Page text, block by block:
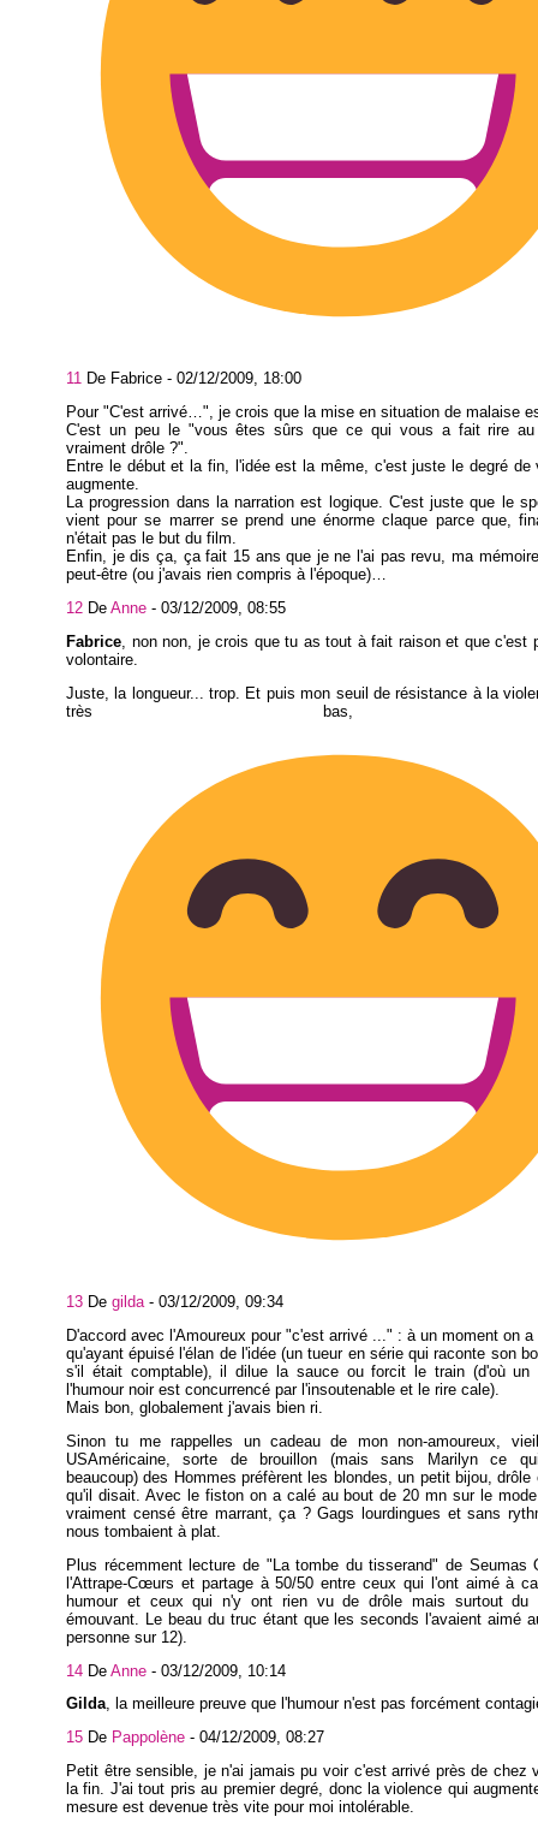
11 De Fabrice - 02/12/2009, 18:00
Pour "C'est arrivé…", je crois que la mise en situation de malaise
C'est un peu le "vous êtes sûrs que ce qui vous a fait rire au
vraiment drôle ?".
Entre le début et la fin, l'idée est la même, c'est juste le degré de
augmente.
La progression dans la narration est logique. C'est juste que le
vient pour se marrer se prend une énorme claque parce que,
n'était pas le but du film.
Enfin, je dis ça, ça fait 15 ans que je ne l'ai pas revu, ma
peut-être (ou j'avais rien compris à l'époque)…
12 De Anne - 03/12/2009, 08:55
Fabrice , non non, je crois que tu as tout à fait raison et que c'est
volontaire.
Juste, la longueur... trop. Et puis mon seuil de résistance à la
très bas,
13 De gilda- 03/12/2009, 09:34
D'accord avec l'Amoureux pour "c'est arrivé ..." : à un moment on a
qu'ayant épuisé l'élan de l'idée (un tueur en série qui raconte son
s'il était comptable), il dilue la sauce ou forcit le train (d'où un
l'humour noir est concurrencé par l'insoutenable et le rire cale).
Mais bon, globalement j'avais bien ri.
Sinon tu me rappelles un cadeau de mon non-amoureux,
USAméricaine, sorte de brouillon (mais sans Marilyn ce
beaucoup) des Hommes préfèrent les blondes, un petit bijou, drôle
qu'il disait. Avec le fiston on a calé au bout de 20 mn sur le
vraiment censé être marrant, ça ? Gags lourdingues et sans
nous tombaient à plat.
Plus récemment lecture de "La tombe du tisserand" de Seumas
l'Attrape-Cœurs et partage à 50/50 entre ceux qui l'ont aimé à
humour et ceux qui n'y ont rien vu de drôle mais surtout du
émouvant. Le beau du truc étant que les seconds l'avaient aimé
personne sur 12).
14 De Anne - 03/12/2009, 10:14
Gilda, la meilleure preuve que l'humour n'est pas forcément
15 De Pappolène - 04/12/2009, 08:27
Petit être sensible, je n'ai jamais pu voir c'est arrivé près de chez
la fin. J'ai tout pris au premier degré, donc la violence qui
mesure est devenue très vite pour moi intolérable.